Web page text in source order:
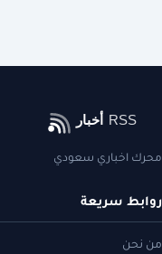
محرك اخباري سعودي
روابط سريعة
من نحن